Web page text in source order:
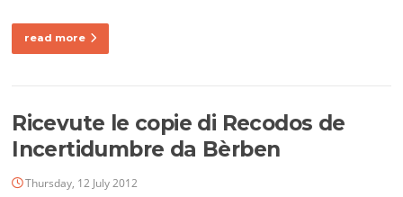
read more
Ricevute le copie di Recodos de
Incertidumbre da Bèrben
Thursday, 12 July 2012